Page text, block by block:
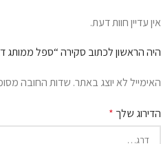
אין עדיין חוות דעת.
היה הראשון לכתוב סקירה “ספל
האימייל לא יוצג באתר. שדות החובה
הדירוג שלך *